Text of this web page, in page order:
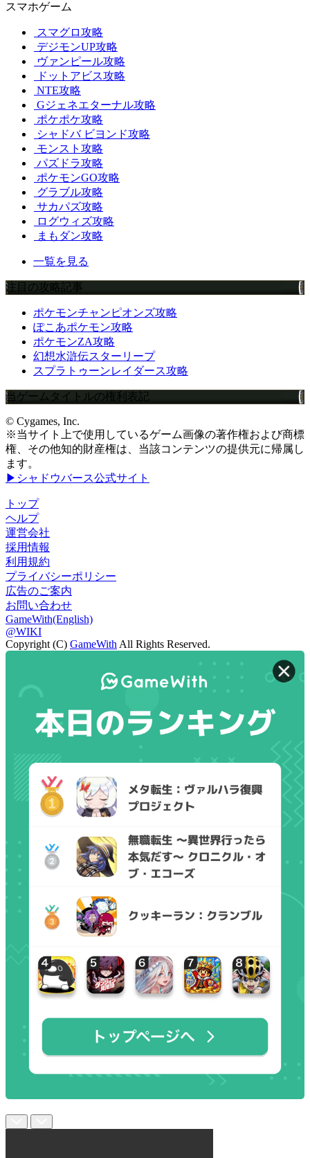
スマホゲーム
スマグロ攻略
デジモンUP攻略
ヴァンピール攻略
ドットアビス攻略
NTE攻略
Gジェネエターナル攻略
ポケポケ攻略
シャドバ ビヨンド攻略
モンスト攻略
パズドラ攻略
ポケモンGO攻略
グラブル攻略
サカパズ攻略
ログウィズ攻略
まもダン攻略
一覧を見る
注目の攻略記事
ポケモンチャンピオンズ攻略
ぽこあポケモン攻略
ポケモンZA攻略
幻想水滸伝スターリープ
スプラトゥーンレイダース攻略
当ゲームタイトルの権利表記
© Cygames, Inc.
※当サイト上で使用しているゲーム画像の著作権および商標
権、その他知的財産権は、当該コンテンツの提供元に帰属し
ます。
▶シャドウバース公式サイト
トップ
ヘルプ
運営会社
採用情報
利用規約
プライバシーポリシー
広告のご案内
お問い合わせ
GameWith(English)
@WIKI
Copyright (C) GameWith All Rights Reserved.